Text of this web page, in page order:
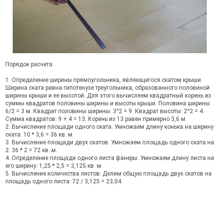
Порядок расчета:
1. Определение ширины прямоугольника, являющегося скатом крыши.
Ширина ската равна гипотенузе треугольника, образованного половиной
ширины крыши и ее высотой. Для этого вычисляем квадратный корень из
суммы квадратов половины ширины и высоты крыши. Половина ширины:
6/2 = 3 м. Квадрат половины ширины: 3^2 = 9. Квадрат высоты: 2^2 = 4.
Сумма квадратов: 9 + 4 = 13. Корень из 13 равен примерно 3,6 м.
2. Вычисление площади одного ската. Умножаем длину конька на ширину
ската: 10 * 3,6 = 36 кв. м.
3. Вычисление площади двух скатов. Умножаем площадь одного ската на
2: 36 * 2 = 72 кв. м.
4. Определение площади одного листа фанеры. Умножаем длину листа на
его ширину: 1,25 * 2,5 = 3,125 кв. м.
5. Вычисление количества листов. Делим общую площадь двух скатов на
площадь одного листа: 72 / 3,125 = 23,04.